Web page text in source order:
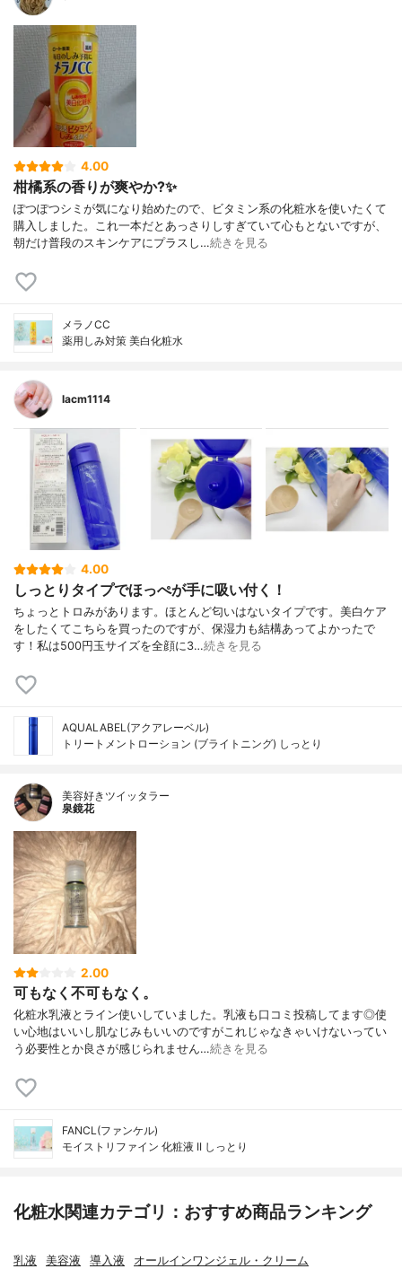
4.00
柑橘系の香りが爽やか?✨
ぽつぽつシミが気になり始めたので、ビタミン系の化粧水を使いたくて
購入しました。これ一本だとあっさりしすぎていて心もとないですが、
朝だけ普段のスキンケアにプラスし…続きを見る
メラノCC
薬用しみ対策 美白化粧水
lacm1114
4.00
しっとりタイプでほっぺが手に吸い付く！
ちょっとトロみがあります。ほとんど匂いはないタイプです。美白ケア
をしたくてこちらを買ったのですが、保湿力も結構あってよかったで
す！私は500円玉サイズを全顔に3…続きを見る
AQUALABEL(アクアレーベル)
トリートメントローション (ブライトニング) しっとり
美容好きツイッタラー
泉鏡花
2.00
可もなく不可もなく。
化粧水乳液とライン使いしていました。乳液も口コミ投稿してます◎使
い心地はいいし肌なじみもいいのですがこれじゃなきゃいけないってい
う必要性とか良さが感じられません…続きを見る
FANCL(ファンケル)
モイストリファイン 化粧液 II しっとり
化粧水関連カテゴリ：おすすめ商品ランキング
乳液 美容液 導入液 オールインワンジェル・クリーム